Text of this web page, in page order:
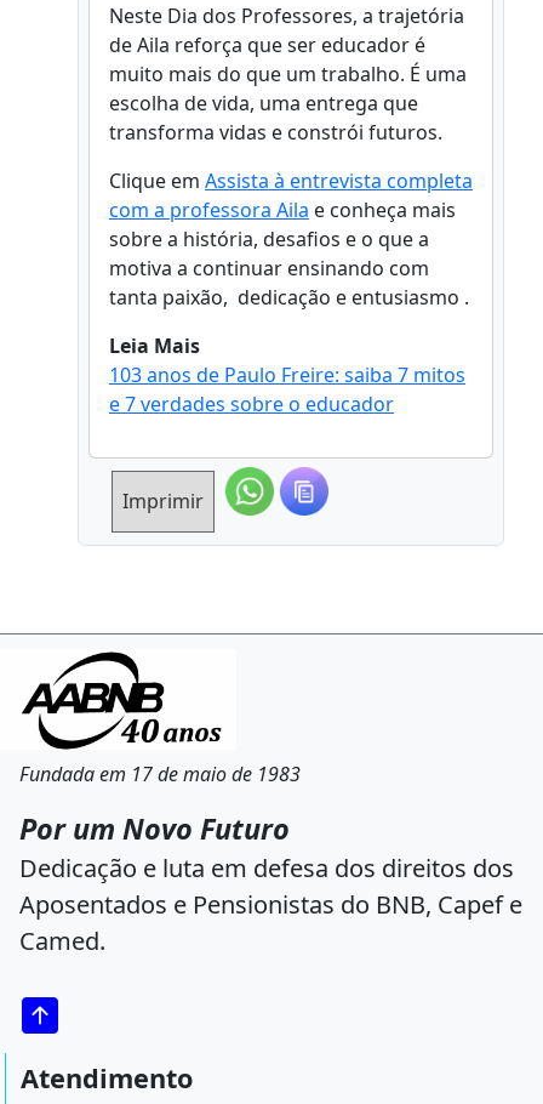
Neste Dia dos Professores, a trajetória
de Aila reforça que ser educador é
muito mais do que um trabalho. É uma
escolha de vida, uma entrega que
transforma vidas e constrói futuros.
Clique em Assista à entrevista completa
com a professora Aila e conheça mais
sobre a história, desafios e o que a
motiva a continuar ensinando com
tanta paixão, dedicação e entusiasmo .
Leia Mais
103 anos de Paulo Freire: saiba 7 mitos
e 7 verdades sobre o educador
Imprimir
Fundada em 17 de maio de 1983
Por um Novo Futuro
Dedicação e luta em defesa dos direitos dos
Aposentados e Pensionistas do BNB, Capef e
Camed.
Atendimento